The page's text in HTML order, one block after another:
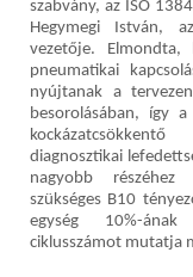
szabvány, az ISO
Hegymegi István,
vezetője. Elmondta,
pneumatikai
nyújtanak a
besorolásában, így
diagnosztikai
nagyobb részéhez
szükséges B10
egység 10%-ának
ciklusszámot mutatja